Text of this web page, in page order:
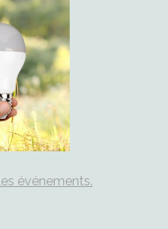
événements.